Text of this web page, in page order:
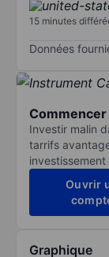
15 minutes
Données
Investir malin
tarrifs
Ouvrir
Graphique